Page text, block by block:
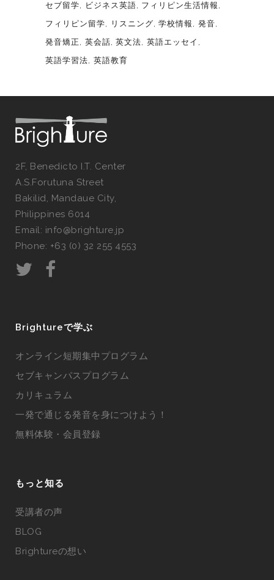
セブ留学
ビジネス英語
フィリピン生活情報
フィリピン留学
リスニング 学校情報
発音
発音矯正
英会話 英文法
英語エッセイ
英語学習法
英語教育
2F, Benedicto I.T. Center
A.S.Forutuna Street
Bakilid, Mandaue City,
Philippines 6014
Email: info@brighture.jp
Phone: +63 (0) 32 255 4553
Brightureで学ぶ
オンライン短期集中プログラム
セブキャンパスプログラム
カリキュラム
一発で通じる発音を身につけよう！
無料体験・会員登録
もっと知る
受講者の声
BLOG
Brightureの想い